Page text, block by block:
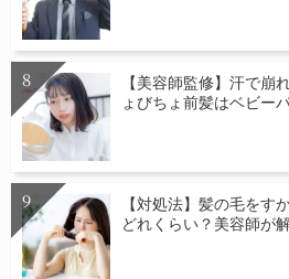
【美容師監修】汗で崩
ょびちょ前髪はベビー
【対処法】髪の毛を
どれくらい？美容師が